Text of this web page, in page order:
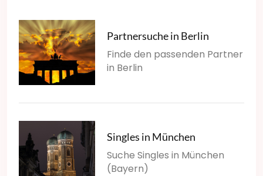
Partnersuche in Berlin
Finde den passenden Partner
in Berlin
Singles in München
Suche Singles in München
(Bayern)